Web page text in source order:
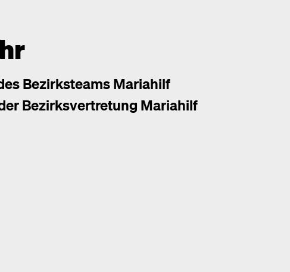
Bezirksteams Mariahilf
Bezirksvertretung Mariahilf